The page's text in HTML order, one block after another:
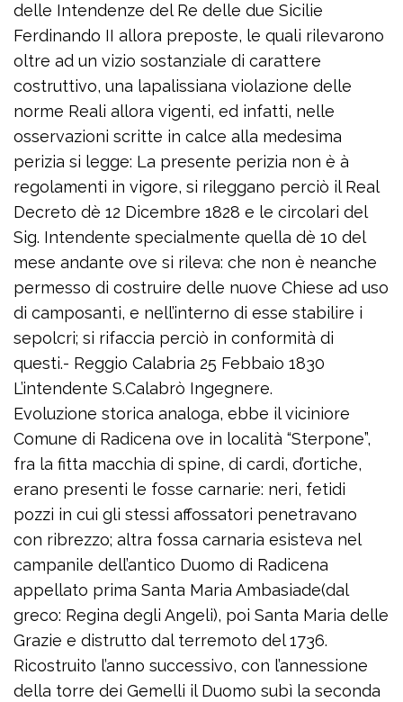
delle Intendenze del Re delle due Sicilie
Ferdinando II allora preposte, le quali rilevarono
oltre ad un vizio sostanziale di carattere
costruttivo, una lapalissiana violazione delle
norme Reali allora vigenti, ed infatti, nelle
osservazioni scritte in calce alla medesima
perizia si legge: La presente perizia non è à
regolamenti in vigore, si rileggano perciò il Real
Decreto dè 12 Dicembre 1828 e le circolari del
Sig. Intendente specialmente quella dè 10 del
mese andante ove si rileva: che non è neanche
permesso di costruire delle nuove Chiese ad uso
di camposanti, e nell’interno di esse stabilire i
sepolcri; si rifaccia perciò in conformità di
questi.- Reggio Calabria 25 Febbaio 1830
L’intendente S.Calabrò Ingegnere.
Evoluzione storica analoga, ebbe il viciniore
Comune di Radicena ove in località “Sterpone”,
fra la fitta macchia di spine, di cardi, d’ortiche,
erano presenti le fosse carnarie: neri, fetidi
pozzi in cui gli stessi affossatori penetravano
con ribrezzo; altra fossa carnaria esisteva nel
campanile dell’antico Duomo di Radicena
appellato prima Santa Maria Ambasiade(dal
greco: Regina degli Angeli), poi Santa Maria delle
Grazie e distrutto dal terremoto del 1736.
Ricostruito l’anno successivo, con l’annessione
della torre dei Gemelli il Duomo subì la seconda